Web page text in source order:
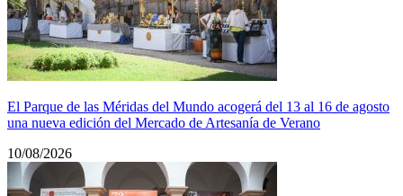
El Parque de las Méridas del Mundo acogerá del 13 al 16 de agosto
una nueva edición del Mercado de Artesanía de Verano
10/08/2026